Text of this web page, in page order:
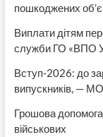
пошкоджених
Виплати дітям
служби ГО «ВПО
Вступ-2026: до
випускників, —
Грошова допомога
військових